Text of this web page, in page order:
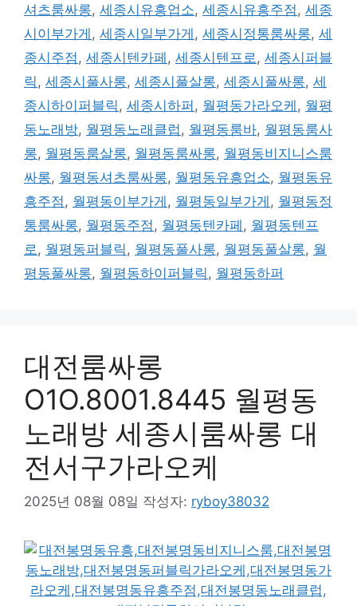
셔츠룸싸롱, 세종시유흥업소, 세종시유흥주점 , 세종
시이부가게 , 세종시일부가게 , 세종시정통룸싸롱, 세
종시주점 , 세종시텐카페 , 세종시텐프로 , 세종시퍼블
릭 , 세종시풀사롱, 세종시풀살롱, 세종시풀싸롱, 세
종시하이퍼블릭 , 세종시하퍼 , 월평동가라오케 , 월평
동노래방, 월평동노래클럽 , 월평동룸바, 월평동룸사
롱, 월평동룸살롱, 월평동룸싸롱, 월평동비지니스룸
싸롱, 월평동셔츠룸싸롱, 월평동유흥업소, 월평동유
흥주점 , 월평동이부가게 , 월평동일부가게 , 월평동정
통룸싸롱, 월평동주점 , 월평동텐카페 , 월평동텐프
로 , 월평동퍼블릭 , 월평동풀사롱, 월평동풀살롱, 월
평동풀싸롱, 월평동하이퍼블릭 , 월평동하퍼
대전룸싸롱
O1O.8001.8445 월평동
노래방 세종시룸싸롱 대
전서구가라오케
2025년 08월 08일 작성자: ryboy38032